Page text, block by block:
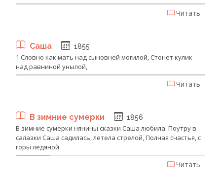
Читать
Саша 1855
1 Словно как мать над сыновней могилой, Стонет кулик
над равниной унылой,
Читать
В зимние сумерки 1856
В зимние сумерки нянины сказки Саша любила. Поутру в
салазки Саша садилась, летела стрелой, Полная счастья, с
горы ледяной.
Читать